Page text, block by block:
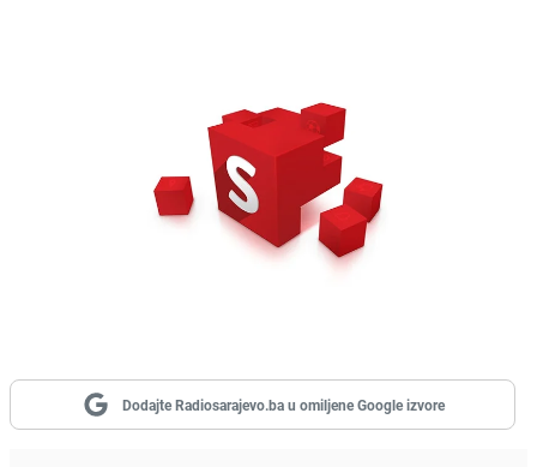
Dodajte Radiosarajevo.ba u omiljene Google izvore